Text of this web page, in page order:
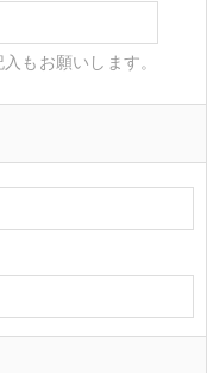
もお願いします。